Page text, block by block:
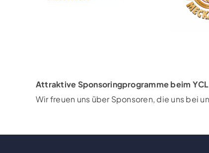
Attraktive Sponsoringprogramme beim
Wir freuen uns über Sponsoren, die uns bei